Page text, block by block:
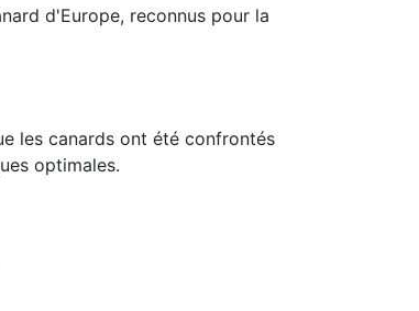
d'Europe, reconnus pour la
les canards ont été confrontés
optimales.